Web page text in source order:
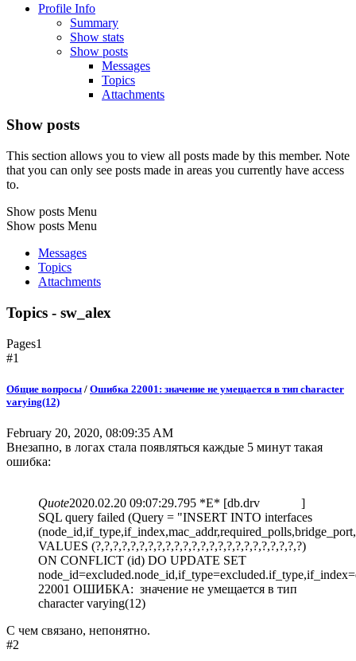
Profile Info
Summary
Show stats
Show posts
Messages
Topics
Attachments
Show posts
This section allows you to view all posts made by this member. Note
that you can only see posts made in areas you currently have access
to.
Show posts Menu
Show posts Menu
Messages
Topics
Attachments
Topics - sw_alex
Pages1
#1
Общие вопросы / Ошибка 22001: значение не умещается в тип character
varying(12)
February 20, 2020, 08:09:35 AM
Внезапно, в логах стала появляться каждые 5 минут такая
ошибка:
Quote2020.02.20 09:07:29.795 *E* [db.drv ]
SQL query failed (Query = "INSERT INTO interfaces
VALUES (?,?,?,?,?,?,?,?,?,?,?,?,?,?,?,?,?,?,?,?,?,?,?,?)
ON CONFLICT (id) DO UPDATE SET
22001 ОШИБКА: значение не умещается в тип
character varying(12)
С чем связано, непонятно.
#2